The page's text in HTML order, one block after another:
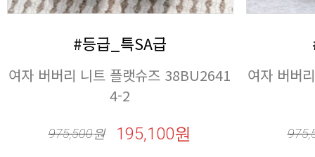
#등급_특SA급
4-2
975,500원 195,100원